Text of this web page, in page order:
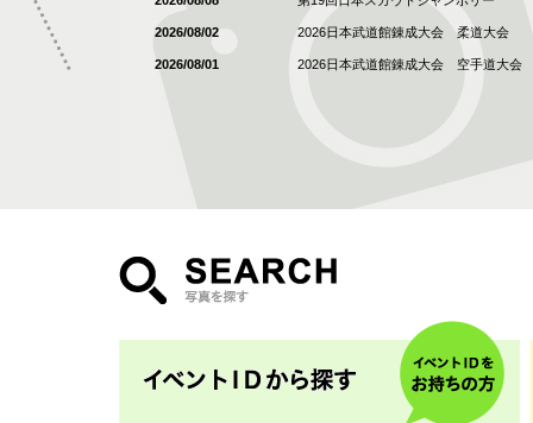
2026/08/02 2026日本武道館錬成大会 柔道大会
2026/08/01 2026日本武道館錬成大会 空手道大会